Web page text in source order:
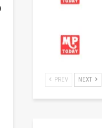
PREV NEXT